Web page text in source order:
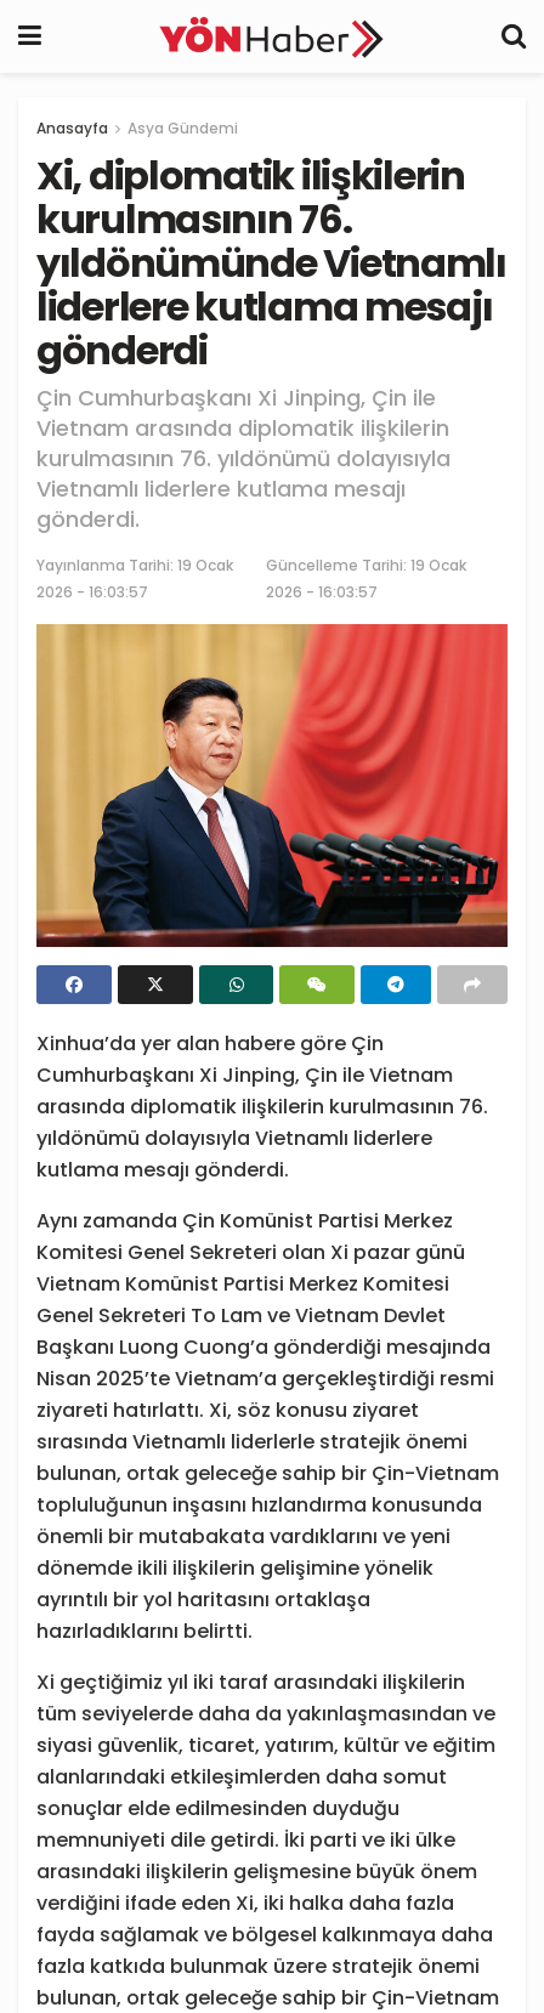
Anasayfa Asya Gündemi
Xi, diplomatik ilişkilerin
kurulmasının 76.
yıldönümünde Vietnamlı
liderlere kutlama mesajı
gönderdi
Çin Cumhurbaşkanı Xi Jinping, Çin ile
Vietnam arasında diplomatik ilişkilerin
kurulmasının 76. yıldönümü dolayısıyla
Vietnamlı liderlere kutlama mesajı
gönderdi.
Yayınlanma Tarihi: 19 Ocak
2026 - 16:03:57
Güncelleme Tarihi: 19 Ocak
2026 - 16:03:57
Xinhua’da yer alan habere göre Çin
Cumhurbaşkanı Xi Jinping, Çin ile Vietnam
arasında diplomatik ilişkilerin kurulmasının 76.
yıldönümü dolayısıyla Vietnamlı liderlere
kutlama mesajı gönderdi.
Aynı zamanda Çin Komünist Partisi Merkez
Komitesi Genel Sekreteri olan Xi pazar günü
Vietnam Komünist Partisi Merkez Komitesi
Genel Sekreteri To Lam ve Vietnam Devlet
Başkanı Luong Cuong’a gönderdiği mesajında
Nisan 2025’te Vietnam’a gerçekleştirdiği resmi
ziyareti hatırlattı. Xi, söz konusu ziyaret
sırasında Vietnamlı liderlerle stratejik önemi
bulunan, ortak geleceğe sahip bir Çin-Vietnam
topluluğunun inşasını hızlandırma konusunda
önemli bir mutabakata vardıklarını ve yeni
dönemde ikili ilişkilerin gelişimine yönelik
ayrıntılı bir yol haritasını ortaklaşa
hazırladıklarını belirtti.
Xi geçtiğimiz yıl iki taraf arasındaki ilişkilerin
tüm seviyelerde daha da yakınlaşmasından ve
siyasi güvenlik, ticaret, yatırım, kültür ve eğitim
alanlarındaki etkileşimlerden daha somut
sonuçlar elde edilmesinden duyduğu
memnuniyeti dile getirdi. İki parti ve iki ülke
arasındaki ilişkilerin gelişmesine büyük önem
verdiğini ifade eden Xi, iki halka daha fazla
fayda sağlamak ve bölgesel kalkınmaya daha
fazla katkıda bulunmak üzere stratejik önemi
bulunan, ortak geleceğe sahip bir Çin-Vietnam